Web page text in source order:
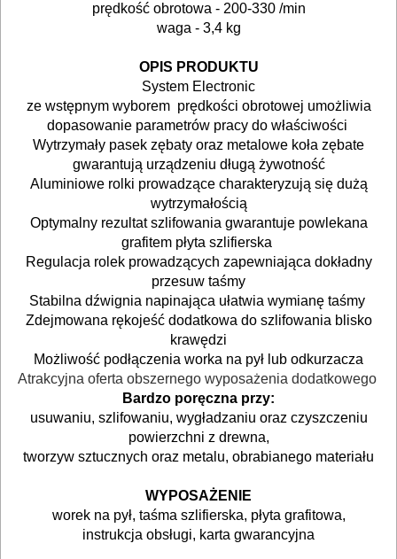
odkurzacze
pilarki
stołowe
pilarki
do
betonu
komórkowego
piły
szablowe
taśmowe
pistolety
elektryczne
prędkość obrotowa - 200-330 /min
waga - 3,4 kg
OPIS PRODUKTU
System Electronic
ze wstępnym wyborem prędkości obrotowej umożliwia
dopasowanie parametrów pracy do właściwości
Wytrzymały pasek zębaty oraz metalowe koła zębate
gwarantują urządzeniu długą żywotność
Aluminiowe rolki prowadzące charakteryzują się dużą
wytrzymałością
Optymalny rezultat szlifowania gwarantuje powlekana
grafitem płyta szlifierska
Regulacja rolek prowadzących zapewniająca dokładny
przesuw taśmy
Stabilna dźwignia napinająca ułatwia wymianę taśmy
Zdejmowana rękojeść dodatkowa do szlifowania blisko
krawędzi
Możliwość podłączenia worka na pył lub odkurzacza
Atrakcyjna oferta obszernego wyposażenia dodatkowego
Bardzo poręczna przy:
usuwaniu, szlifowaniu, wygładzaniu oraz czyszczeniu
powierzchni z drewna,
tworzyw sztucznych oraz metalu, obrabianego materiału
WYPOSAŻENIE
worek na pył, taśma szlifierska, płyta grafitowa,
instrukcja obsługi, karta gwarancyjna